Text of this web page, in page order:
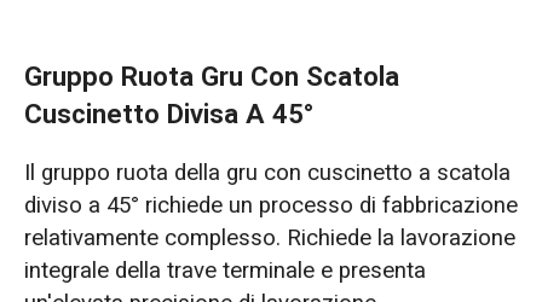
Gruppo Ruota Gru Con Scatola
Cuscinetto Divisa A 45°
Il gruppo ruota della gru con cuscinetto a scatola
diviso a 45° richiede un processo di fabbricazione
relativamente complesso. Richiede la lavorazione
integrale della trave terminale e presenta